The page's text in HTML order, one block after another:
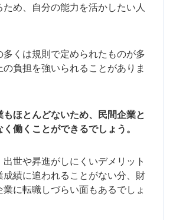
め、自分の能力を活かしたい人
多くは規則で定められたものが多
負担を強いられることがありま
ほとんどないため、民間企業と
働くことができるでしょう。
世や昇進がしにくいデメリット
成績に追われることがない分、財
に転職しづらい面もあるでしょ